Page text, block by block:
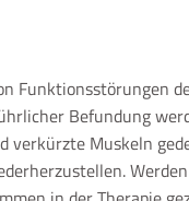
Funktionsstörungen
Befundung
verkürzte Muskeln